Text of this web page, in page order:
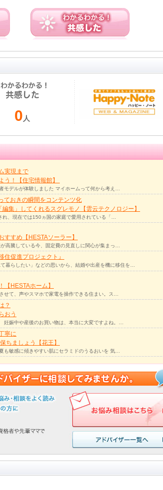
0 人
実現まで
う！【住宅情報館】
モデルが体験しました マイホームって何から考え…
ておきの瞬間をコンテンツ化
集」してくれるスグレモノ【雲云テクノロジー】
、現在では150ヵ国の家庭で愛用されている「…
すめ【HESTAソーラー】
高騰している今、固定費の見直しに関心が集まっ…
住促進プロジェクト』
暮らしたい」などの思いから、結婚や出産を機に移住を…
HESTAホーム】
せて、声やスマホで家電を操作できる住まい。ス…
？
おう
妊娠中や産後のお買い物は、本当に大変ですよね。…
寧に
ちましょう【花王】
も敏感に傾きやすい肌にセラミドのうるおいを 気…